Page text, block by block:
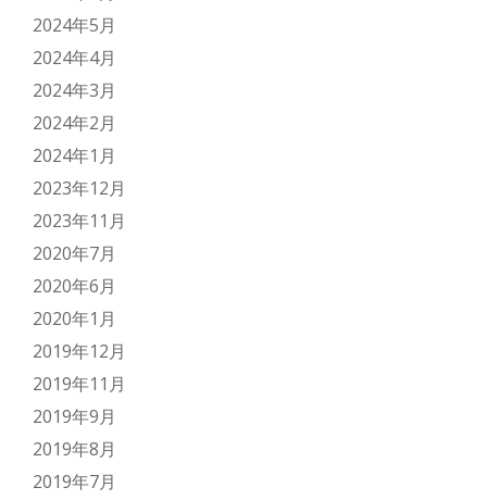
2024年5月
2024年4月
2024年3月
2024年2月
2024年1月
2023年12月
2023年11月
2020年7月
2020年6月
2020年1月
2019年12月
2019年11月
2019年9月
2019年8月
2019年7月